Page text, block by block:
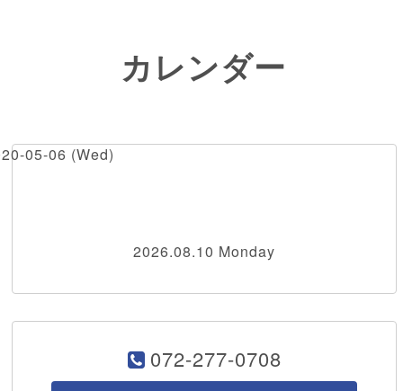
カレンダー
05-06 (Wed)
2026.08.10 Monday
072-277-0708